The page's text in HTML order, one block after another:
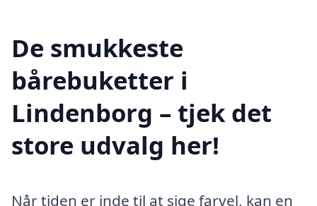
De smukkeste
bårebuketter i
Lindenborg – tjek det
store udvalg her!
Når tiden er inde til at sige farvel, kan en